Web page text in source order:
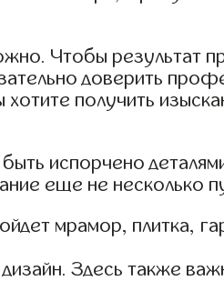
Чтобы результат
доверить
получить
испорчено
еще не несколько
мрамор, плитка,
Здесь также